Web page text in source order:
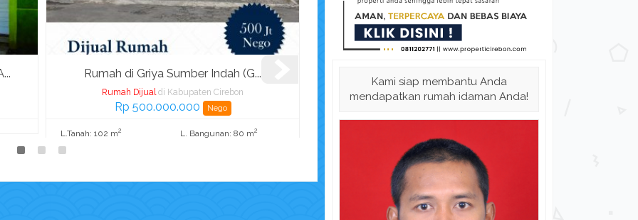
Rumah di Griya Sumber Indah (G...
Rumah Dijual di Kabupaten Cirebon
Rp 500.000.000 Nego
L.Tanah: 102 m2 L. Bangunan: 80 m2
K. Tidur: 2
Rumah Dijual di Kabupaten Cirebon
Harga Hubungi Kami
Kami siap membantu Anda
mendapatkan rumah idaman Anda!